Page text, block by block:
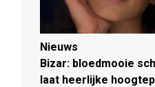
Nieuws
Bizar: bloedmooie
laat heerlijke